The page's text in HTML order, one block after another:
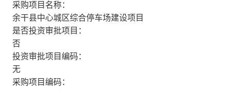
采购项目名称：
余干县中心城区综合停车场建设项目
是否投资审批项目：
否
投资审批项目编码：
无
采购项目编码：